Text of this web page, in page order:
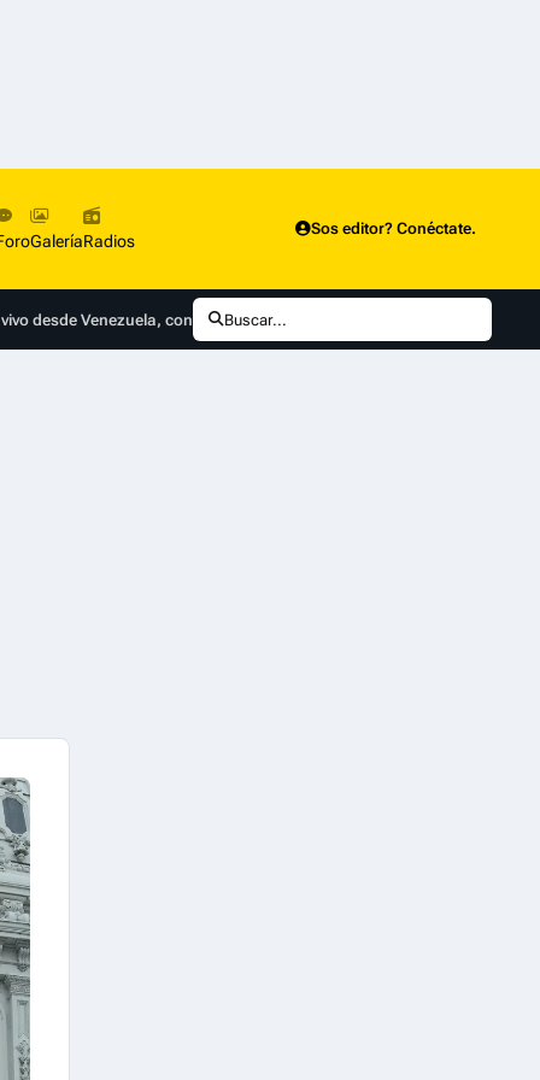
GaleríaRadios
Sos editor? Conéctate.
desde Venezuela, conducido por Paulina Sodi
Buscar...